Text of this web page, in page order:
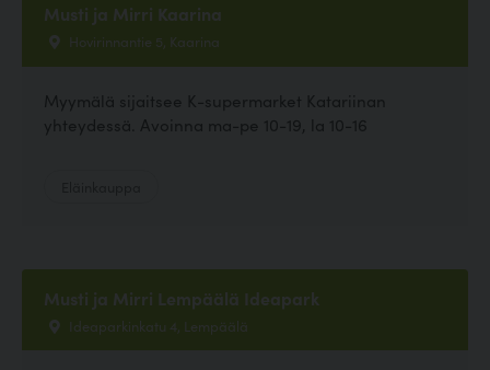
Musti ja Mirri Kaarina
Hovirinnantie 5, Kaarina
Myymälä sijaitsee K-supermarket Katariinan
yhteydessä. Avoinna ma-pe 10-19, la 10-16
Musti ja Mirri Lempäälä Ideapark
Ideaparkinkatu 4, Lempäälä